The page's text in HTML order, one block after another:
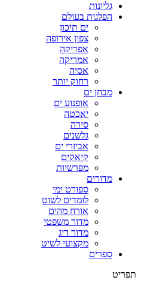
גליונות
הפלגות בעולם
ים תיכון
צפון אירופה
אפריקה
אמריקה
אסיה
רחוק יותר
מבחן ים
אופנוע ים
יאכטה
סירה
גלשנים
אביזרי ים
קיאקים
מפרשיות
מדורים
ספורט ימי
לומדים לשוט
אורח מהים
מדור משפטי
מדור דיג
מקצועי לשיט
ספרים
תפריט